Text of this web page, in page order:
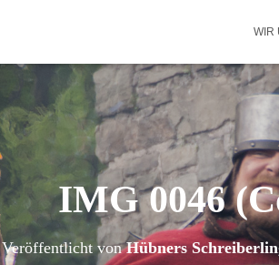
WIR
IMG 0046
Veröffentlicht vonHübners